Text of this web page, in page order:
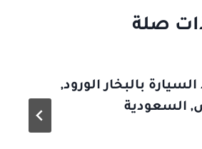
صلة
بالبخار الورود,
السعودية